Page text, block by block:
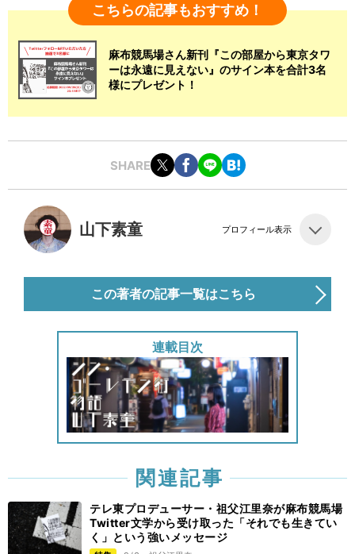
こちらの記事もおすすめ！
麻布競馬場さん新刊『この部屋から東京タワ
ーは永遠に見えない』のサイン本を合計3名
様にプレゼント！
SHARE
山下素童 プロフィール表示
この著者の記事一覧はこちら
連載目次
関連記事
テレ東プロデューサー・祖父江里奈が麻布競馬場
Twitter文学から受け取った「それでも生きてい
く」という強いメッセージ